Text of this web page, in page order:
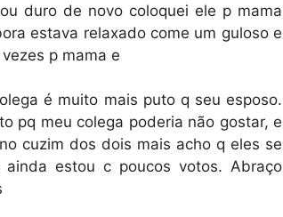
duro de novo coloquei ele p mama
estava relaxado come um guloso e
p mama e
é muito mais puto q seu esposo.
pq meu colega poderia não gostar, e
cuzim dos dois mais acho q eles se
estou c poucos votos. Abraço